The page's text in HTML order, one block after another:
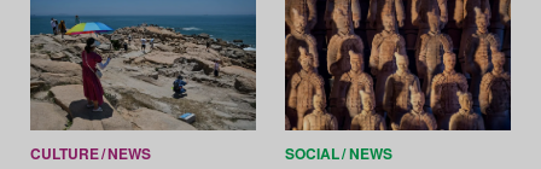
CULTURE NEWS SOCIAL NEWS